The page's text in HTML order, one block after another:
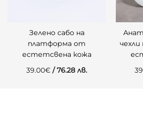
Зелено сабо на
платформа от
естетсвена кожа
39.00€ / 76.28 лв.